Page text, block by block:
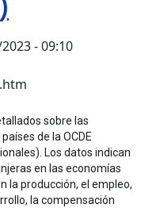
- 09:10
la Cooperación y el
sobre las
de la OCDE
Los datos indican
en las economías
la producción, el empleo,
la compensación